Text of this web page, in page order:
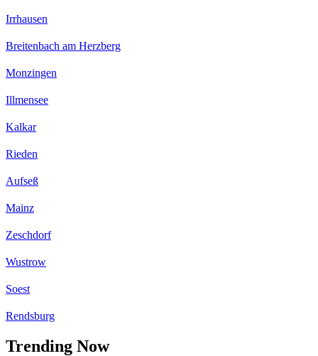
Irrhausen
Breitenbach am Herzberg
Monzingen
Illmensee
Kalkar
Rieden
Aufseß
Mainz
Zeschdorf
Wustrow
Soest
Rendsburg
Trending Now